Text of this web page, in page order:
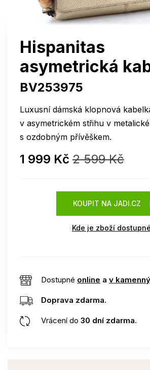
Hispanitas
asymetrická
BV253975
Luxusní dámská klopnová
v asymetrickém střihu v
s ozdobným přívěškem.
1 999 Kč 2 599 Kč
KOUPIT NA JADI.CZ
Kde je zboží
Dostupné online a v
Doprava zdarma.
Vrácení do 30 dní zdarma.